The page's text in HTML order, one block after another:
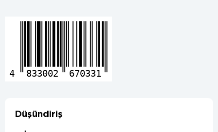
4 833002 670331
Düşündiriş